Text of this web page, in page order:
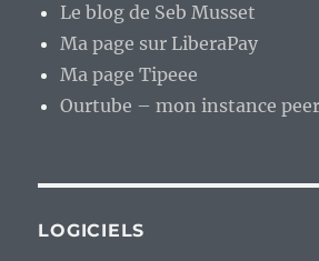
Le blog de Seb Musset
Ma page sur LiberaPay
Ma page Tipeee
Ourtube – mon instance
LOGICIELS